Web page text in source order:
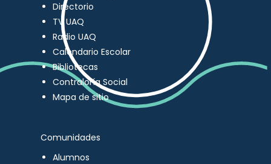
Directorio
TV UAQ
Radio UAQ
Calendario Escolar
Bibliotecas
Contraloría Social
Mapa de sitio
Comunidades
Alumnos